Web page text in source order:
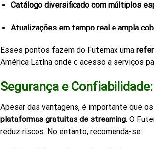
Catálogo diversificado com múltiplos
Atualizações em tempo real e ampla
Esses pontos fazem do Futemax uma
América Latina onde o acesso a serviços
Segurança e
Apesar das vantagens, é importante que
plataformas gratuitas de streaming. O
reduz riscos. No entanto, recomenda-se: